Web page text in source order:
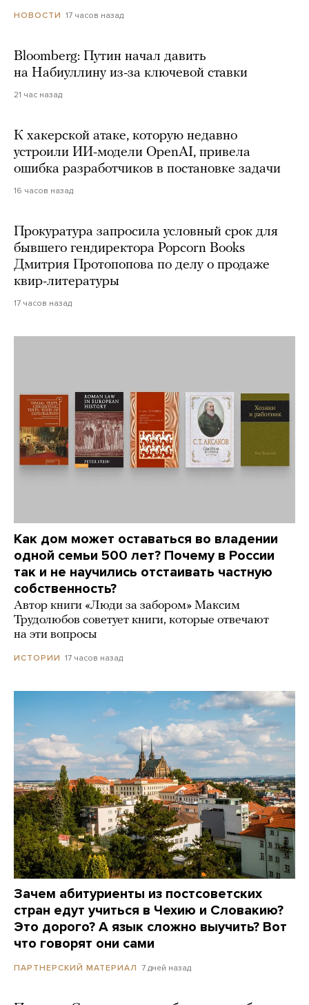
НОВОСТИ 17 часов назад
Bloomberg: Путин начал давить
на Набиуллину из-за ключевой ставки
21 час назад
К хакерской атаке, которую недавно
устроили ИИ-модели OpenAI, привела
ошибка разработчиков в постановке задачи
16 часов назад
Прокуратура запросила условный срок для
бывшего гендиректора Popcorn Books
Дмитрия Протопопова по делу о продаже
квир-литературы
17 часов назад
Как дом может оставаться во владении
одной семьи 500 лет? Почему в России
так и не научились отстаивать частную
собственность?
Автор книги «Люди за забором» Максим
Трудолюбов советует книги, которые отвечают
на эти вопросы
ИСТОРИИ 17 часов назад
Зачем абитуриенты из постсоветских
стран едут учиться в Чехию и Словакию?
Это дорого? А язык сложно выучить? Вот
что говорят они сами
ПАРТНЕРСКИЙ МАТЕРИАЛ 7 дней назад